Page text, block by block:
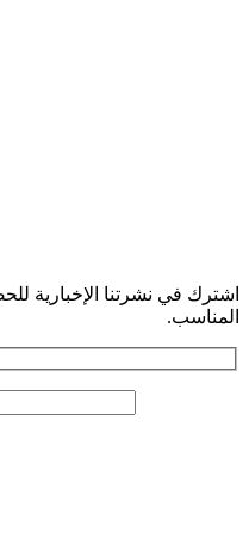
اشترك في نشرتنا الإخبارية
المناسب.